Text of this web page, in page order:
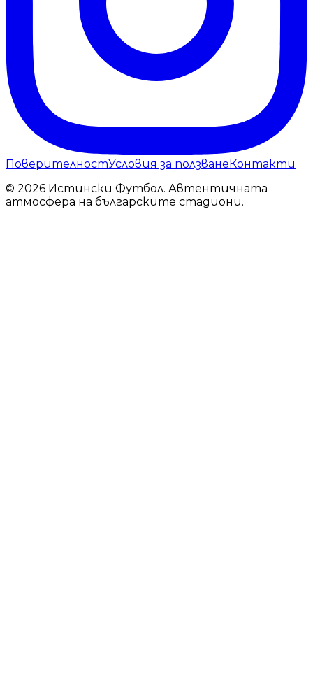
ПоверителностУсловия за ползванеКонтакти
© 2026 Истински Футбол. Автентичната
атмосфера на българските стадиони.